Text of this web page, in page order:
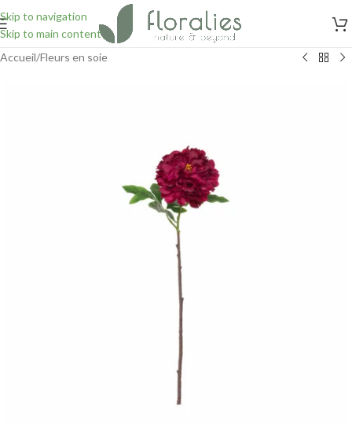
Skip to navigation
Skip to main content
Accueil/Fleurs en soie